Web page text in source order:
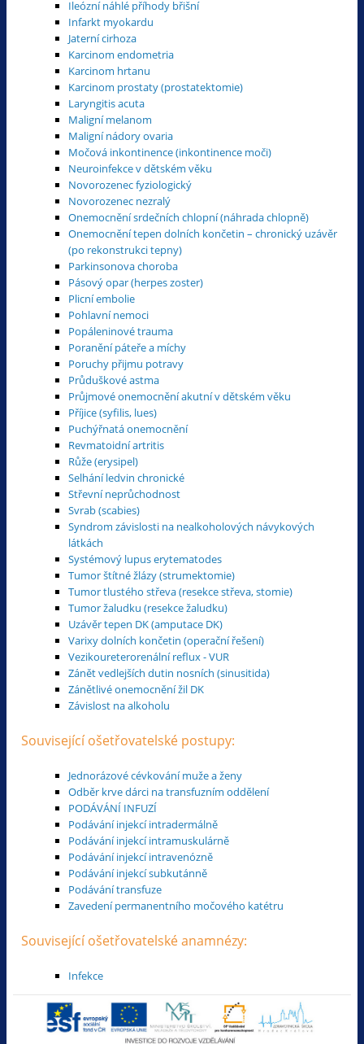
Ileózní náhlé příhody břišní
Infarkt myokardu
Jaterní cirhoza
Karcinom endometria
Karcinom hrtanu
Karcinom prostaty (prostatektomie)
Laryngitis acuta
Maligní melanom
Maligní nádory ovaria
Močová inkontinence (inkontinence moči)
Neuroinfekce v dětském věku
Novorozenec fyziologický
Novorozenec nezralý
Onemocnění srdečních chlopní (náhrada chlopně)
Onemocnění tepen dolních končetin – chronický uzávěr
(po rekonstrukci tepny)
Parkinsonova choroba
Pásový opar (herpes zoster)
Plicní embolie
Pohlavní nemoci
Popáleninové trauma
Poranění páteře a míchy
Poruchy přijmu potravy
Průduškové astma
Průjmové onemocnění akutní v dětském věku
Příjice (syfilis, lues)
Puchýřnatá onemocnění
Revmatoidní artritis
Růže (erysipel)
Selhání ledvin chronické
Střevní neprůchodnost
Svrab (scabies)
Syndrom závislosti na nealkoholových návykových
látkách
Systémový lupus erytematodes
Tumor štítné žlázy (strumektomie)
Tumor tlustého střeva (resekce střeva, stomie)
Tumor žaludku (resekce žaludku)
Uzávěr tepen DK (amputace DK)
Varixy dolních končetin (operační řešení)
Vezikoureterorenální reflux - VUR
Zánět vedlejších dutin nosních (sinusitida)
Zánětlivé onemocnění žil DK
Závislost na alkoholu
Související ošetřovatelské postupy:
Jednorázové cévkování muže a ženy
Odběr krve dárci na transfuzním oddělení
PODÁVÁNÍ INFUZÍ
Podávání injekcí intradermálně
Podávání injekcí intramuskulárně
Podávání injekcí intravenózně
Podávání injekcí subkutánně
Podávání transfuze
Zavedení permanentního močového katétru
Související ošetřovatelské anamnézy:
Infekce